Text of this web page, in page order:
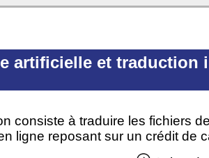
artificielle et traduction
consiste à traduire les fichiers
ligne reposant sur un crédit de